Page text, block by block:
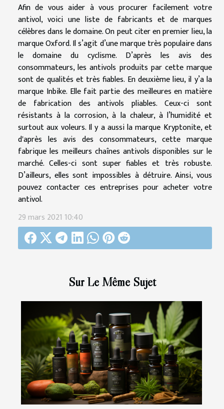
Sur Le Même Sujet
Afin de vous aider à vous procurer facilement votre
antivol, voici une liste de fabricants et de marques
célèbres dans le domaine. On peut citer en premier lieu, la
marque Oxford. Il s’agit d’une marque très populaire dans
le domaine du cyclisme. D’après les avis des
consommateurs, les antivols produits par cette marque
sont de qualités et très fiables. En deuxième lieu, il y’a la
marque Inbike. Elle fait partie des meilleures en matière
de fabrication des antivols pliables. Ceux-ci sont
résistants à la corrosion, à la chaleur, à l’humidité et
surtout aux voleurs. Il y a aussi la marque Kryptonite, et
d'après les avis des consommateurs, cette marque
fabrique les meilleurs chaînes antivols disponibles sur le
marché. Celles-ci sont super fiables et très robuste.
D’ailleurs, elles sont impossibles à détruire. Ainsi, vous
pouvez contacter ces entreprises pour acheter votre
antivol.
29 mars 2021 10:40